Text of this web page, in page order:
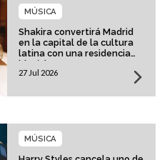
Shakira convertirá Madrid
en la capital de la cultura
latina con una residencia
histórica
MÚSICA
27 Jul 2026
MÚSICA